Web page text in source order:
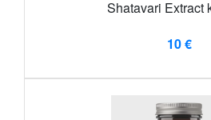
Shatavari Extract
10 €